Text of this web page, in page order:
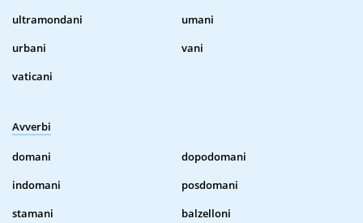
ultramondani
umani
urbani
vani
vaticani
Avverbi
domani
dopodomani
indomani
posdomani
stamani
balzelloni